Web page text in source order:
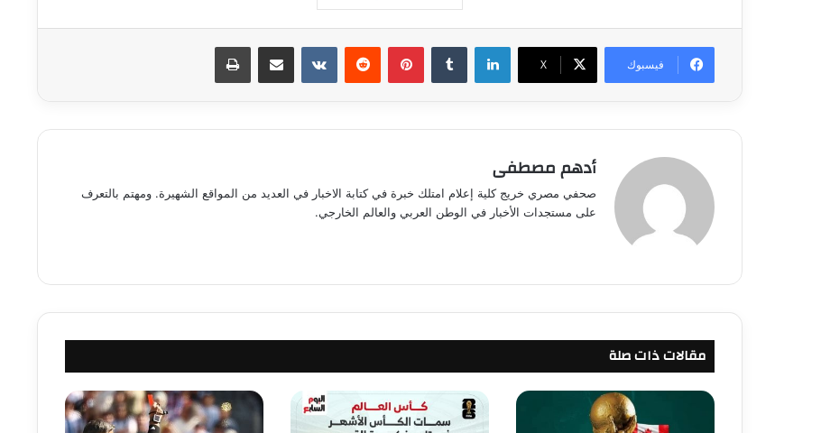
فيسبوك ‫X
لينكدإن بينتيريست مشاركة عبر البريد طباعة
أدهم مصطفى
صحفي مصري خريج كلية إعلام امتلك خبرة في كتابة الاخبار في العديد من المواقع الشهيرة. ومهتم بالتعرف
على مستجدات الأخبار في الوطن العربي والعالم الخارجي.
مقالات ذات صلة